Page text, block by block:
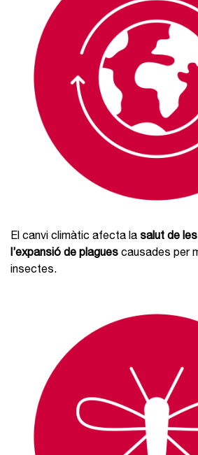
El canvi climàtic afecta la salut de
l’expansió de plagues causades per
insectes.